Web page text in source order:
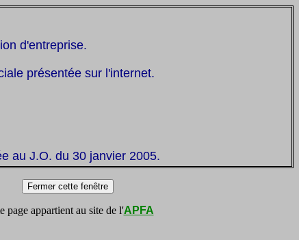
d'entreprise.
présentée sur l'internet.
au J.O. du 30 janvier 2005.
page appartient au site de l'APFA